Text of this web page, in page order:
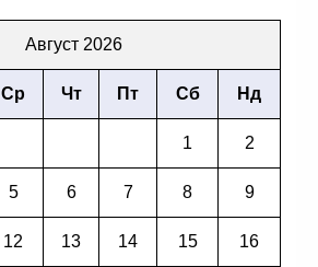
Август 2026
Ср Чт Пт Сб Нд
1 2
5 6 7 8 9
12 13 14 15 16